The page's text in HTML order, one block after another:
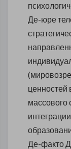
Де-юре
ценностей
массового
Де-факто